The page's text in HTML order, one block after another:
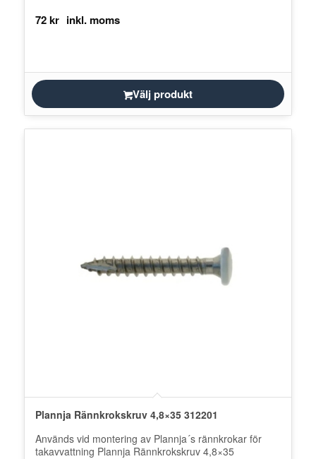
72kr
Välj produkt
Plannja Rännkrokskruv 4,8×35 312201
Används vid montering av Plannja´s rännkrokar för
takavvattning Plannja Rännkrokskruv 4,8×35